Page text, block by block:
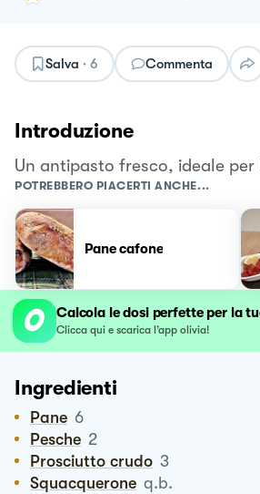
Salva · 6 Commenta
Introduzione
Un antipasto fresco, ideale per
POTREBBERO PIACERTI ANCHE...
Pane cafone
Calcola le dosi perfette per la
Clicca qui e scarica l’app olivia!
Ingredienti
Pane 6
Pesche 2
Prosciutto crudo 3
Squacquerone q.b.